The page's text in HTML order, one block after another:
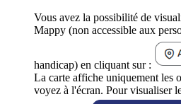
Vous avez la possibilité de
Mappy (non accessible aux
handicap) en cliquant sur :
La carte affiche uniquement les
voyez à l'écran. Pour visualiser